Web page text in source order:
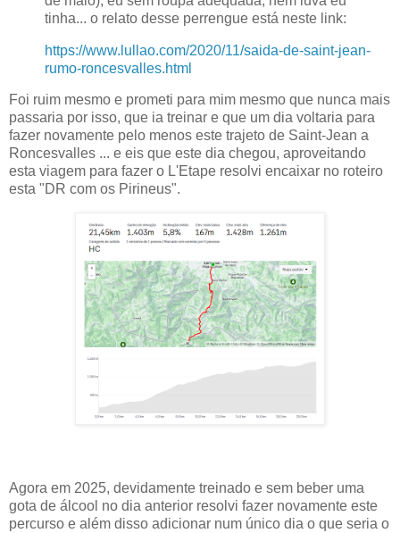
tinha... o relato desse perrengue está neste link:
https://www.lullao.com/2020/11/saida-de-saint-jean-
rumo-roncesvalles.html
Foi ruim mesmo e prometi para mim mesmo que nunca mais
passaria por isso, que ia treinar e que um dia voltaria para
fazer novamente pelo menos este trajeto de Saint-Jean a
Roncesvalles ... e eis que este dia chegou, aproveitando
esta viagem para fazer o L'Etape resolvi encaixar no roteiro
esta "DR com os Pirineus".
Agora em 2025, devidamente treinado e sem beber uma
gota de álcool no dia anterior resolvi fazer novamente este
percurso e além disso adicionar num único dia o que seria o